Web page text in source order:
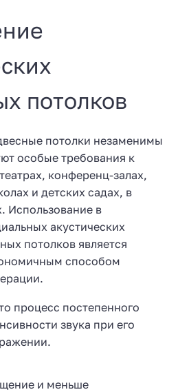
потолков
потолки незаменимы
особые требования к
конференц-залах,
и детских садах, в
Использование в
акустических
потолков является
способом
процесс постепенного
звука при его
и меньше